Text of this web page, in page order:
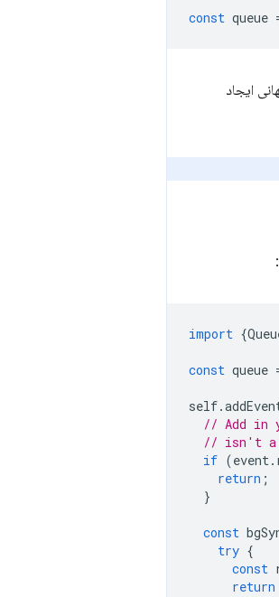
const queue
ایجاد
import {
const queue
self.
// Add in
// isn't a
if (event.
return ;
}
const
try {
const
return